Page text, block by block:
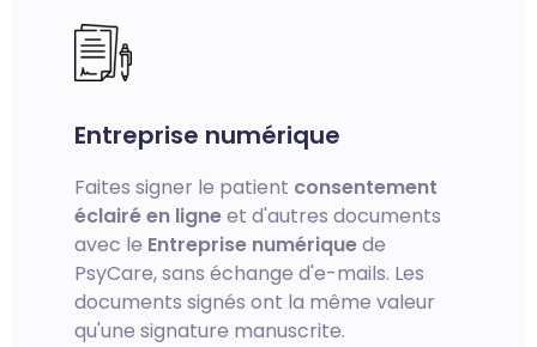
Entreprise numérique
Faites signer le patient consentement
éclairé en ligneet d'autres documents
avec le Entreprise numériquede
PsyCare, sans échange d'e-mails. Les
documents signés ont la même valeur
qu'une signature manuscrite.